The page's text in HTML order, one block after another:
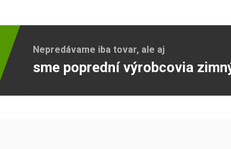
Nepredávame iba tovar, ale aj
sme poprední výrobcovia